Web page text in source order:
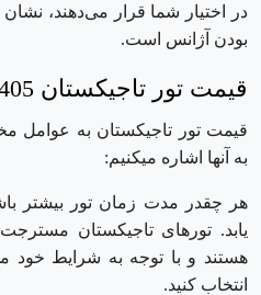
در اختیار شما قرار می‌دهند،
بودن آژانس است.
قیمت تور تاجیکستان 1405
قیمت تور تاجیکستان به عوامل
به آنها اشاره میکنیم:
هر چقدر مدت زمان تور بیشتر
هستند و با توجه به شرایط خود می
انتخاب کنید.